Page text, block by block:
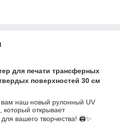
для печати трансферных
поверхностей 30 см
наш новый рулонный UV
открывает
вашего творчества! 🖨️✨